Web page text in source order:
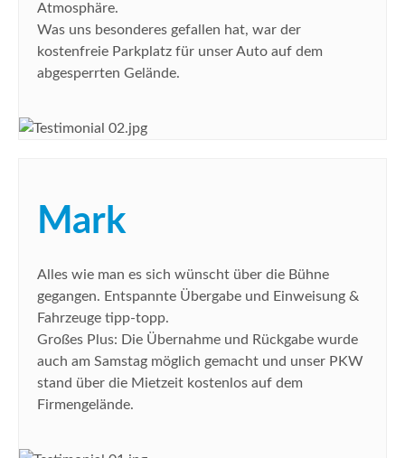
Atmosphäre.
Was uns besonderes gefallen hat, war der
kostenfreie Parkplatz für unser Auto auf dem
abgesperrten Gelände.
Mark
Alles wie man es sich wünscht über die Bühne
gegangen. Entspannte Übergabe und Einweisung &
Fahrzeuge tipp-topp.
Großes Plus: Die Übernahme und Rückgabe wurde
auch am Samstag möglich gemacht und unser PKW
stand über die Mietzeit kostenlos auf dem
Firmengelände.